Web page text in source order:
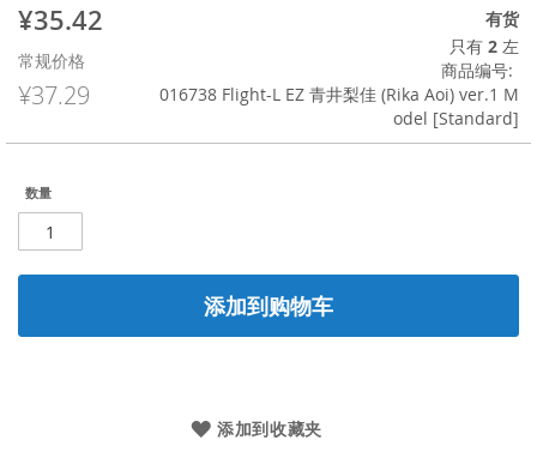
特
价
格
¥35.42
常规价格
¥37.29
有货
只有 2 左
商品编号
016738 Flight-L EZ 青井梨佳 (Rika Aoi) ver.1 M
odel [Standard]
数量
添加到购物车
添加到收藏夹
库
开
头